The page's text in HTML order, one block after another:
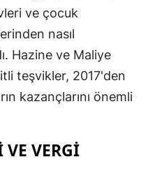
ve çocuk
nasıl
Hazine ve Maliye
teşvikler, 2017'den
kazançlarını önemli
VE VERGI